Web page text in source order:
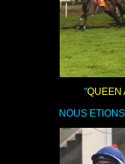
"QUEEN
NOUS